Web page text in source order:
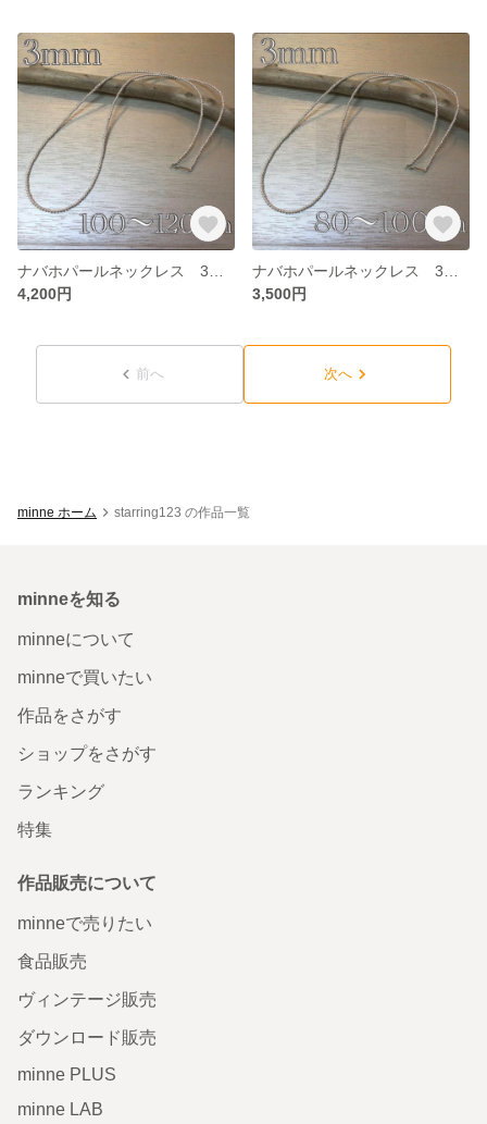
4,200円
3,500円
前へ 次へ
minne ホーム starring123 の作品一覧
minneを知る
minneについて
minneで買いたい
作品をさがす
ショップをさがす
ランキング
特集
作品販売について
minneで売りたい
食品販売
ヴィンテージ販売
ダウンロード販売
minne PLUS
minne LAB